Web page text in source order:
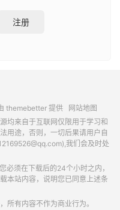
注册
themebetter提供
网站地图
均来自于互联网仅限用于学习和
用途，否则，一切后果请用户自
我们会及时处
必须在下载后的24个小时之内，
本站内容，说明您已同意上述条
所有内容不作为商业行为。